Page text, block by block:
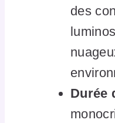
des
Durée